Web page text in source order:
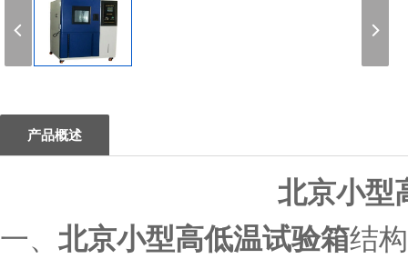
产品概述
北京小型
一、 北京小型高低温试验箱结